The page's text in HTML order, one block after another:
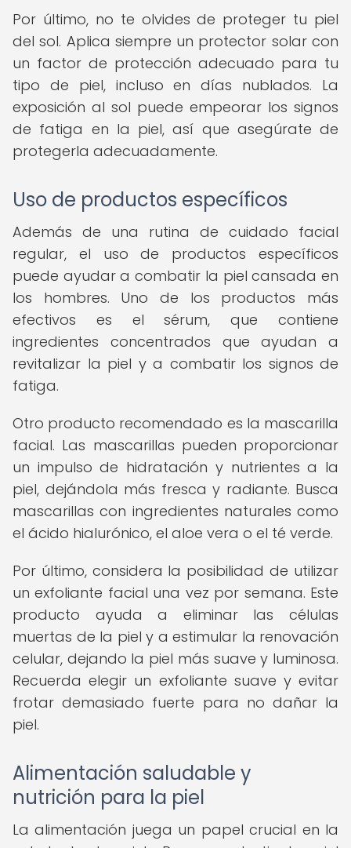
Por último, no te olvides de proteger tu piel
del sol. Aplica siempre un protector solar con
un factor de protección adecuado para tu
tipo de piel, incluso en días nublados. La
exposición al sol puede empeorar los signos
de fatiga en la piel, así que asegúrate de
protegerla adecuadamente.
Uso de productos específicos
Además de una rutina de cuidado facial
regular, el uso de productos específicos
puede ayudar a combatir la piel cansada en
los hombres. Uno de los productos más
efectivos es el sérum, que contiene
ingredientes concentrados que ayudan a
revitalizar la piel y a combatir los signos de
fatiga.
Otro producto recomendado es la mascarilla
facial. Las mascarillas pueden proporcionar
un impulso de hidratación y nutrientes a la
piel, dejándola más fresca y radiante. Busca
mascarillas con ingredientes naturales como
el ácido hialurónico, el aloe vera o el té verde.
Por último, considera la posibilidad de utilizar
un exfoliante facial una vez por semana. Este
producto ayuda a eliminar las células
muertas de la piel y a estimular la renovación
celular, dejando la piel más suave y luminosa.
Recuerda elegir un exfoliante suave y evitar
frotar demasiado fuerte para no dañar la
piel.
Alimentación saludable y
nutrición para la piel
La alimentación juega un papel crucial en la